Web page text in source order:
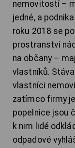
nemovitostí –
jedné, a
roku 2018 se
prostranství
na občany –
vlastníků.
vlastníci
zatímco firmy
popelnice jsou
k nim lidé
odpadové